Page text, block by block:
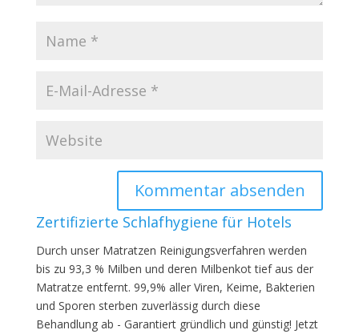
Zertifizierte Schlafhygiene für Hotels
Durch unser Matratzen Reinigungsverfahren werden
bis zu 93,3 % Milben und deren Milbenkot tief aus der
Matratze entfernt. 99,9% aller Viren, Keime, Bakterien
und Sporen sterben zuverlässig durch diese
Behandlung ab - Garantiert gründlich und günstig! Jetzt